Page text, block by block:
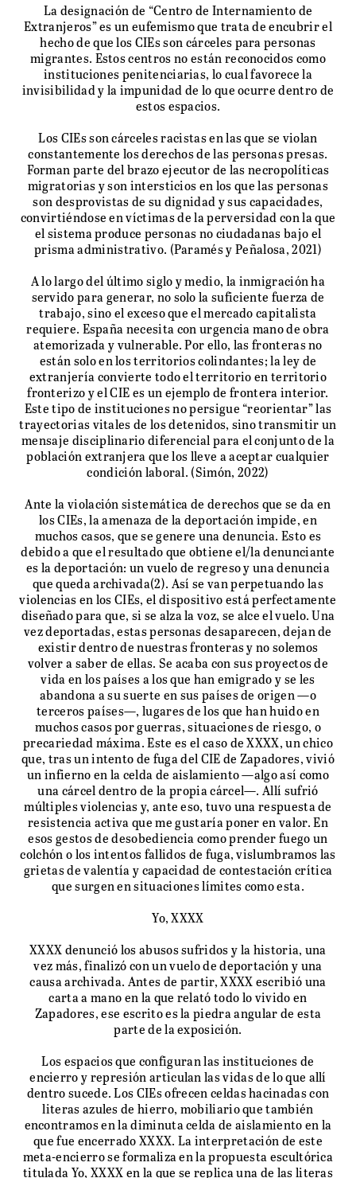
La designación de “Centro de Internamiento de
Extranjeros” es un eufemismo que trata de encubrir el
hecho de que los CIEs son cárceles para personas
migrantes. Estos centros no están reconocidos como
instituciones penitenciarias, lo cual favorece la
invisibilidad y la impunidad de lo que ocurre dentro de
estos espacios.
Los CIEs son cárceles racistas en las que se violan
constantemente los derechos de las personas presas.
Forman parte del brazo ejecutor de las necropolíticas
migratorias y son intersticios en los que las personas
son desprovistas de su dignidad y sus capacidades,
convirtiéndose en víctimas de la perversidad con la que
el sistema produce personas no ciudadanas bajo el
prisma administrativo. (Paramés y Peñalosa, 2021)
A lo largo del último siglo y medio, la inmigración ha
servido para generar, no solo la suficiente fuerza de
trabajo, sino el exceso que el mercado capitalista
requiere. España necesita con urgencia mano de obra
atemorizada y vulnerable. Por ello, las fronteras no
están solo en los territorios colindantes; la ley de
extranjería convierte todo el territorio en territorio
fronterizo y el CIE es un ejemplo de frontera interior.
Este tipo de instituciones no persigue “reorientar” las
trayectorias vitales de los detenidos, sino transmitir un
mensaje disciplinario diferencial para el conjunto de la
población extranjera que los lleve a aceptar cualquier
condición laboral. (Simón, 2022)
Ante la violación sistemática de derechos que se da en
los CIEs, la amenaza de la deportación impide, en
muchos casos, que se genere una denuncia. Esto es
debido a que el resultado que obtiene el/la denunciante
es la deportación: un vuelo de regreso y una denuncia
que queda archivada(2). Así se van perpetuando las
violencias en los CIEs, el dispositivo está perfectamente
diseñado para que, si se alza la voz, se alce el vuelo. Una
vez deportadas, estas personas desaparecen, dejan de
existir dentro de nuestras fronteras y no solemos
volver a saber de ellas. Se acaba con sus proyectos de
vida en los países a los que han emigrado y se les
abandona a su suerte en sus países de origen —o
terceros países—, lugares de los que han huido en
muchos casos por guerras, situaciones de riesgo, o
precariedad máxima. Este es el caso de XXXX, un chico
que, tras un intento de fuga del CIE de Zapadores, vivió
un infierno en la celda de aislamiento —algo así como
una cárcel dentro de la propia cárcel—. Allí sufrió
múltiples violencias y, ante eso, tuvo una respuesta de
resistencia activa que me gustaría poner en valor. En
esos gestos de desobediencia como prender fuego un
colchón o los intentos fallidos de fuga, vislumbramos las
grietas de valentía y capacidad de contestación crítica
que surgen en situaciones límites como esta.
Yo, XXXX
XXXX denunció los abusos sufridos y la historia, una
vez más, finalizó con un vuelo de deportación y una
causa archivada. Antes de partir, XXXX escribió una
carta a mano en la que relató todo lo vivido en
Zapadores, ese escrito es la piedra angular de esta
parte de la exposición.
Los espacios que configuran las instituciones de
encierro y represión articulan las vidas de lo que allí
dentro sucede. Los CIEs ofrecen celdas hacinadas con
literas azules de hierro, mobiliario que también
encontramos en la diminuta celda de aislamiento en la
que fue encerrado XXXX. La interpretación de este
meta-encierro se formaliza en la propuesta escultórica
titulada Yo, XXXX en la que se replica una de las literas